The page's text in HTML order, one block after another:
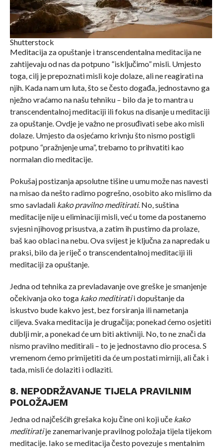
Shutterstock
Meditacija za opuštanje i transcendentalna meditacija ne
zahtijevaju od nas da potpuno “isključimo” misli. Umjesto
toga, cilj je prepoznati misli koje dolaze, ali ne reagirati na
njih. Kada nam um luta, što se često događa, jednostavno ga
nježno vraćamo na našu tehniku – bilo da je to mantra u
transcendentalnoj meditaciji ili fokus na disanje u meditaciji
za opuštanje. Ovdje je važno ne prosuđivati sebe ako misli
dolaze. Umjesto da osjećamo krivnju što nismo postigli
potpuno “pražnjenje uma”, trebamo to prihvatiti kao
normalan dio meditacije.
Pokušaj postizanja apsolutne tišine u umu može nas navesti
na misao da nešto radimo pogrešno, osobito ako mislimo da
smo savladali kako pravilno meditirati. No, suština
meditacije nije u eliminaciji misli, već u tome da postanemo
svjesni njihovog prisustva, a zatim ih pustimo da prolaze,
baš kao oblaci na nebu. Ova svijest je ključna za napredak u
praksi, bilo da je riječ o transcendentalnoj meditaciji ili
meditaciji za opuštanje.
Jedna od tehnika za prevladavanje ove greške je smanjenje
očekivanja oko toga kako meditiratii dopuštanje da
iskustvo bude kakvo jest, bez forsiranja ili nametanja
ciljeva. Svaka meditacija je drugačija; ponekad ćemo osjetiti
dublji mir, a ponekad će um biti aktivniji. No, to ne znači da
nismo pravilno meditirali – to je jednostavno dio procesa. S
vremenom ćemo primijetiti da će um postati mirniji, ali čak i
tada, misli će dolaziti i odlaziti.
8. NEPODRŽAVANJE TIJELA PRAVILNIM
POLOŽAJEM
Jedna od najčešćih grešaka koju čine oni koji uče kako
meditiratije zanemarivanje pravilnog položaja tijela tijekom
meditacije. Iako se meditacija često povezuje s mentalnim